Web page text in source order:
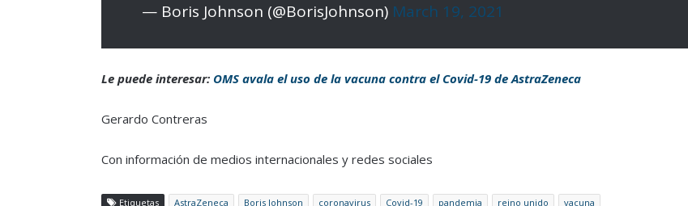
— Boris Johnson (@BorisJohnson) March 19, 2021
Le puede interesar: OMS avala el uso de la vacuna contra el Covid-19 de AstraZeneca
Gerardo Contreras
Con información de medios internacionales y redes sociales
Etiquetas AstraZeneca Boris Johnson coronavirus Covid-19 pandemia reino unido vacuna